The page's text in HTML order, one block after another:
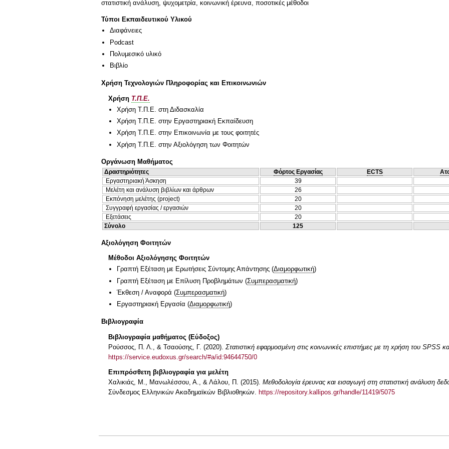
στατιστική ανάλυση, ψυχομετρία, κοινωνική έρευνα, ποσοτικές μέθοδοι
Τύποι Εκπαιδευτικού Υλικού
Διαφάνειες
Podcast
Πολυμεσικό υλικό
Βιβλίο
Χρήση Τεχνολογιών Πληροφορίας και Επικοινωνιών
Χρήση Τ.Π.Ε.
Χρήση Τ.Π.Ε. στη Διδασκαλία
Χρήση Τ.Π.Ε. στην Εργαστηριακή Εκπαίδευση
Χρήση Τ.Π.Ε. στην Επικοινωνία με τους φοιτητές
Χρήση Τ.Π.Ε. στην Αξιολόγηση των Φοιτητών
Οργάνωση Μαθήματος
Δραστηριότητες Φόρτος Εργασίας ECTS
Εργαστηριακή Άσκηση
39
Μελέτη και ανάλυση βιβλίων και άρθρων
26
Εκπόνηση μελέτης (project)
20
Συγγραφή εργασίας / εργασιών
20
Εξετάσεις
20
Σύνολο
125
Αξιολόγηση Φοιτητών
Μέθοδοι Αξιολόγησης Φοιτητών
Γραπτή Εξέταση με Ερωτήσεις Σύντομης Απάντησης (Διαμορφωτική)
Γραπτή Εξέταση με Επίλυση Προβλημάτων (Συμπερασματική)
Έκθεση / Αναφορά (Συμπερασματική)
Εργαστηριακή Εργασία (Διαμορφωτική)
Βιβλιογραφία
Βιβλιογραφία μαθήματος (Εύδοξος)
Ρούσσος, Π. Λ., & Τσαούσης, Γ. (2020). Στατιστική εφαρμοσμένη στις κοινωνικές επιστήμες με τη xρήση του SPSS
https://service.eudoxus.gr/search/#a/id:94644750/0
Επιπρόσθετη βιβλιογραφία για μελέτη
Χαλικιάς, Μ., Μανωλέσσου, Α., & Λάλου, Π. (2015). Μεθοδολογία έρευνας και εισαγωγή στη στατιστική ανάλυση
Σύνδεσμος Ελληνικών Ακαδημαϊκών Βιβλιοθηκών. https://repository.kallipos.gr/handle/11419/5075